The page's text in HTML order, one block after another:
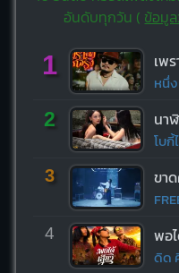
อันดับทุกวัน ( ข้อมู
1 เพ
หนึ่
2
โบกี้
3 ขา
4 พอ
ดิด